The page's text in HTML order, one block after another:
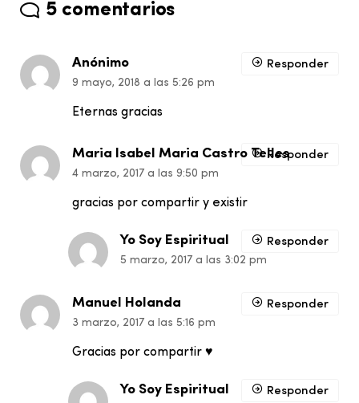
5 comentarios
Anónimo
9 mayo, 2018 a las 5:26 pm
Eternas gracias
Responder
Maria Isabel Maria Castro Telles
4 marzo, 2017 a las 9:50 pm
gracias por compartir y existir
Responder
Yo Soy Espiritual
5 marzo, 2017 a las 3:02 pm
Responder
Manuel Holanda
3 marzo, 2017 a las 5:16 pm
Gracias por compartir ♥
Responder
Yo Soy Espiritual Responder